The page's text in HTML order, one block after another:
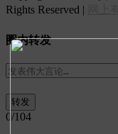
Rights Reserved |
圈内转发
0/104